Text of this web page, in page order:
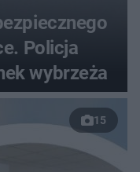
Policja
wybrzeża
15